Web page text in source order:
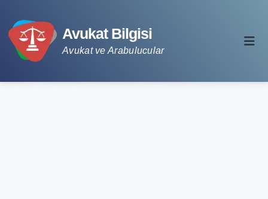
Avukat Bilgisi
Avukat ve Arabulucular